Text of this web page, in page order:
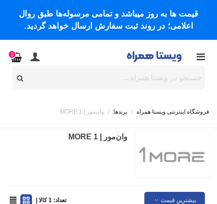
قیمت ها به روز میباشد و تمامی مرسوله‌ها طبق روال
اعلامی؛ در روند ثبت سفارش ارسال خواهد گردید.
0
فروشگاه اینترنتی ویستا همراه / برندها / وان‌مور | 1 MORE
وان‌مور | 1 MORE
بیشترین قیمت تعداد: 1 کالا |